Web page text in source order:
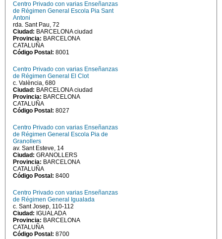
Centro Privado con varias Enseñanzas
de Régimen General Escola Pia Sant
Antoni
rda. Sant Pau, 72
Ciudad: BARCELONA ciudad
Provincia: BARCELONA
CATALUÑA
Código Postal: 8001
Centro Privado con varias Enseñanzas
de Régimen General El Clot
c. València, 680
Ciudad: BARCELONA ciudad
Provincia: BARCELONA
CATALUÑA
Código Postal: 8027
Centro Privado con varias Enseñanzas
de Régimen General Escola Pia de
Granollers
av. Sant Esteve, 14
Ciudad: GRANOLLERS
Provincia: BARCELONA
CATALUÑA
Código Postal: 8400
Centro Privado con varias Enseñanzas
de Régimen General Igualada
c. Sant Josep, 110-112
Ciudad: IGUALADA
Provincia: BARCELONA
CATALUÑA
Código Postal: 8700